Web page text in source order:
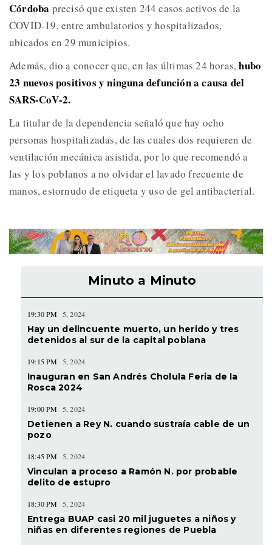
Córdoba precisó que existen 244 casos activos de la
COVID-19, entre ambulatorios y hospitalizados,
ubicados en 29 municipios.
Además, dio a conocer que, en las últimas 24 horas,hubo
23 nuevos positivos y ninguna defunción a causa del
SARS-CoV-2.
La titular de la dependencia señaló que hay ocho
personas hospitalizadas, de las cuales dos requieren de
ventilación mecánica asistida, por lo que recomendó a
las y los poblanos a no olvidar el lavado frecuente de
manos, estornudo de etiqueta y uso de gel antibacterial.
Minuto a Minuto
19:30 PM 5, 2024
Hay un delincuente muerto, un herido y tres
detenidos al sur de la capital poblana
19:15 PM 5, 2024
Inauguran en San Andrés Cholula Feria de la
Rosca 2024
19:00 PM 5, 2024
Detienen a Rey N. cuando sustraía cable de un
pozo
18:45 PM 5, 2024
Vinculan a proceso a Ramón N. por probable
delito de estupro
18:30 PM 5, 2024
Entrega BUAP casi 20 mil juguetes a niños y
niñas en diferentes regiones de Puebla